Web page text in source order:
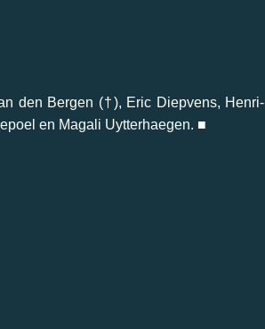
den Bergen (†), Eric Diepvens, Henri-
en Magali Uytterhaegen. ■